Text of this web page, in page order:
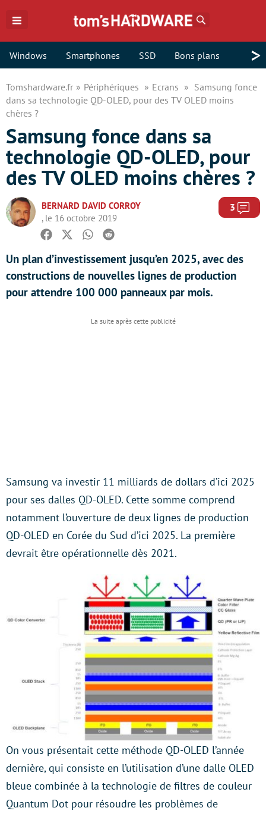
Windows Smartphones SSD Bons plans >
Tomshardware.fr Périphériques Ecrans
Samsung fonce
dans sa technologie QD-OLED, pour des TV OLED moins
chères ?
Samsung fonce dans sa
technologie QD-OLED, pour
des TV OLED moins chères ?
BERNARD DAVID CORROY
, le 16 octobre 2019
3
Facebook
TwitterWhatsapp
Reddit
Un plan d’investissement jusqu’en 2025, avec des
constructions de nouvelles lignes de production
pour attendre 100 000 panneaux par mois.
Samsung va investir 11 milliards de dollars d’ici 2025
pour ses dalles QD-OLED. Cette somme comprend
notamment l’ouverture de deux lignes de production
QD-OLED en Corée du Sud d’ici 2025. La première
devrait être opérationnelle dès 2021.
On vous présentait cette méthode QD-OLED l’année
dernière, qui consiste en l’utilisation d’une dalle OLED
bleue combinée à la technologie de filtres de couleur
Quantum Dot pour résoudre les problèmes de